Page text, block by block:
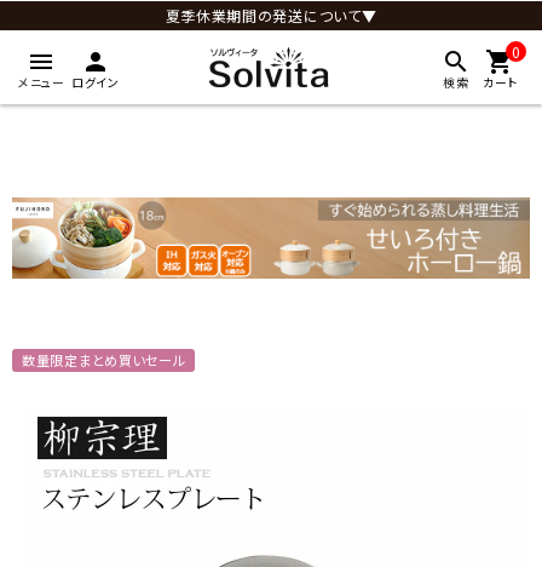
夏季休業期間の発送について▼
menu
メニュー
person
ログイン
search
検索
0
shopping_cart
カート
数量限定まとめ買いセール